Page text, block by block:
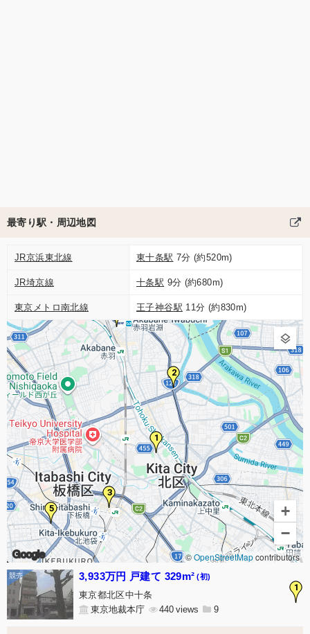
最寄り駅・周辺地図
JR京浜東北線 東十条駅 7分 (約520m)
JR埼京線 十条駅 9分 (約680m)
東京メトロ南北線 王子神谷駅 11分 (約830m)
1
2
3
5
Google
+
−
©OpenStreetMapcontributors
1
3,933万円 戸建て 329m² (初)
東京都北区中十条
東京地裁本庁
440 9